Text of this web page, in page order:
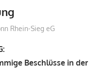
Rhein-Sieg eG
Beschlüsse in der